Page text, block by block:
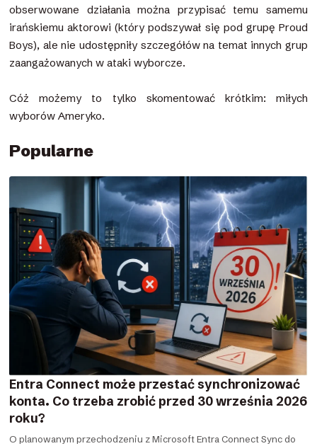
obserwowane działania można przypisać temu samemu
irańskiemu aktorowi (który podszywał się pod grupę Proud
Boys), ale nie udostępniły szczegółów na temat innych grup
zaangażowanych w ataki wyborcze.
Cóż możemy to tylko skomentować krótkim: miłych
wyborów Ameryko.
Popularne
Entra Connect może przestać synchronizować
konta. Co trzeba zrobić przed 30 września 2026
roku?
O planowanym przechodzeniu z Microsoft Entra Connect Sync do